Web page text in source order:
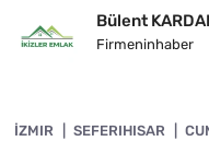
Bülent
Firmeninhaber
VORGESTELLT
İZMIR SEFERIHISAR